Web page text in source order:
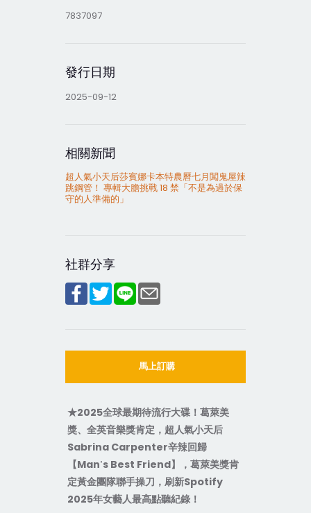
7837097
發行日期
2025-09-12
相關新聞
超人氣小天后莎賓娜卡本特農曆七月闖鬼屋辣
跳鋼管！ 專輯大膽挑戰 18 禁「不是為過於保
守的人準備的」
社群分享
馬上訂購
★2025全球最期待流行大碟！葛萊美
獎、全英音樂獎肯定，超人氣小天后
Sabrina Carpenter辛辣回歸
【Man's Best Friend】，葛萊美獎肯
定黃金團隊聯手操刀，刷新Spotify
2025年女藝人最高點聽紀錄！